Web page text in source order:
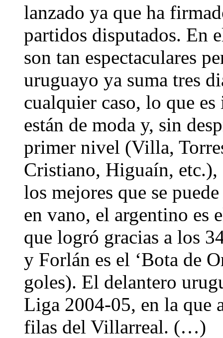
lanzado ya que ha
partidos disputados. En
son tan espectaculares
uruguayo ya suma tres
cualquier caso, lo que
están de moda y, sin
primer nivel (Villa,
Cristiano, Higuaín, etc.),
los mejores que se
en vano, el argentino es
que logró gracias a los
y Forlán es el ‘Bota de
goles). El delantero
Liga 2004-05, en la que
filas del Villarreal. (…)